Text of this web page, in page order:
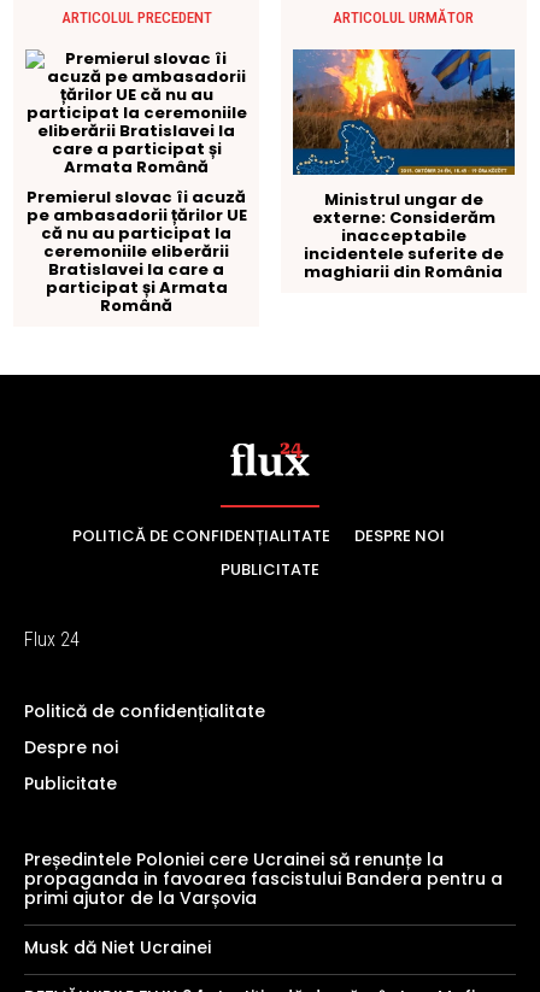
POLITICĂ DE CONFIDENȚIALITATE
DESPRE NOI
PUBLICITATE
Flux 24
Politică de confidențialitate
Despre noi
Publicitate
Președintele Poloniei cere Ucrainei să renunțe la
propaganda in favoarea fascistului Bandera pentru a
primi ajutor de la Varșovia
Musk dă Niet Ucrainei